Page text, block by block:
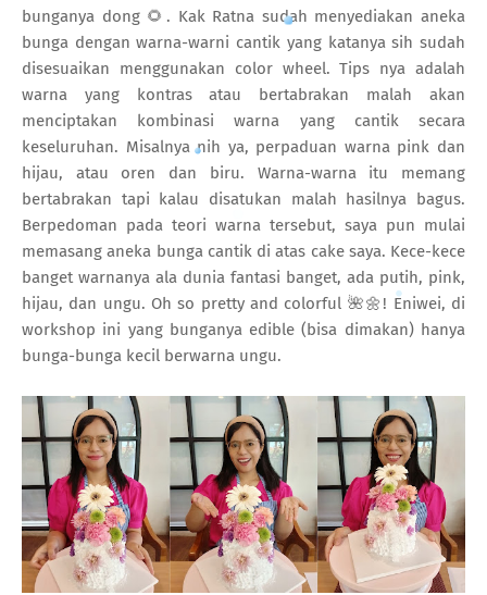
bunganya dong 🌻. Kak Ratna sudah menyediakan aneka
bunga dengan warna-warni cantik yang katanya sih sudah
disesuaikan menggunakan color wheel. Tips nya adalah
warna yang kontras atau bertabrakan malah akan
menciptakan kombinasi warna yang cantik secara
keseluruhan. Misalnya nih ya, perpaduan warna pink dan
hijau, atau oren dan biru. Warna-warna itu memang
bertabrakan tapi kalau disatukan malah hasilnya bagus.
Berpedoman pada teori warna tersebut, saya pun mulai
memasang aneka bunga cantik di atas cake saya. Kece-kece
banget warnanya ala dunia fantasi banget, ada putih, pink,
hijau, dan ungu. Oh so pretty and colorful 🌺🌼! Eniwei, di
workshop ini yang bunganya edible (bisa dimakan) hanya
bunga-bunga kecil berwarna ungu.